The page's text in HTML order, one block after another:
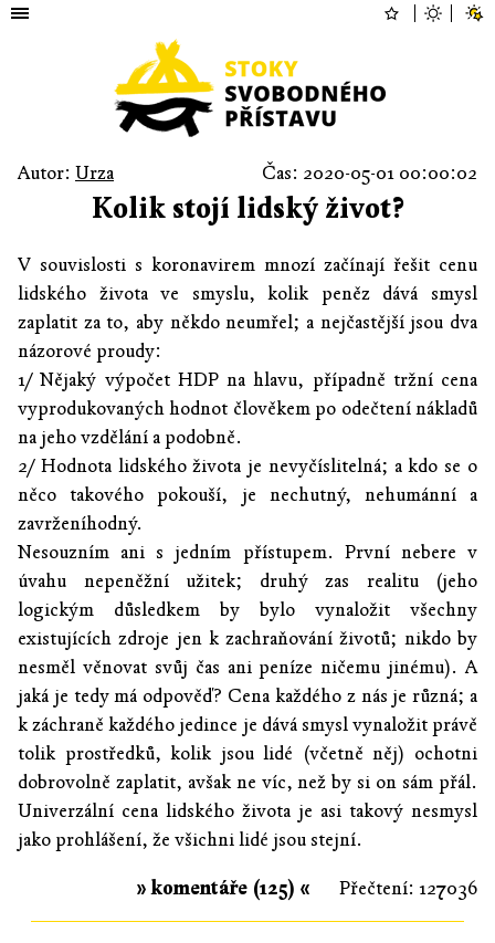
Autor: Urza Čas: 2020-05-01 00:00:02
Kolik stojí lidský život?
V souvislosti s koronavirem mnozí začínají řešit cenu
lidského života ve smyslu, kolik peněz dává smysl
zaplatit za to, aby někdo neumřel; a nejčastější jsou dva
názorové proudy:
1/ Nějaký výpočet HDP na hlavu, případně tržní cena
vyprodukovaných hodnot člověkem po odečtení nákladů
na jeho vzdělání a podobně.
2/ Hodnota lidského života je nevyčíslitelná; a kdo se o
něco takového pokouší, je nechutný, nehumánní a
zavrženíhodný.
Nesouzním ani s jedním přístupem. První nebere v
úvahu nepeněžní užitek; druhý zas realitu (jeho
logickým důsledkem by bylo vynaložit všechny
existujících zdroje jen k zachraňování životů; nikdo by
nesměl věnovat svůj čas ani peníze ničemu jinému). A
jaká je tedy má odpověď? Cena každého z nás je různá; a
k záchraně každého jedince je dává smysl vynaložit právě
tolik prostředků, kolik jsou lidé (včetně něj) ochotni
dobrovolně zaplatit, avšak ne víc, než by si on sám přál.
Univerzální cena lidského života je asi takový nesmysl
jako prohlášení, že všichni lidé jsou stejní.
Přečtení: 127036
» komentáře (125) «